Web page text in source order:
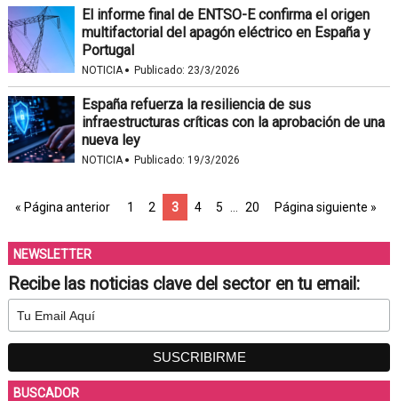
El informe final de ENTSO-E confirma el origen
multifactorial del apagón eléctrico en España y
Portugal
NOTICIA· Publicado: 23/3/2026
España refuerza la resiliencia de sus
infraestructuras críticas con la aprobación de una
nueva ley
NOTICIA· Publicado: 19/3/2026
« Página anterior 1 2 3 4 5 20 Página siguiente »
NEWSLETTER
Recibe las noticias clave del sector en tu email:
BUSCADOR